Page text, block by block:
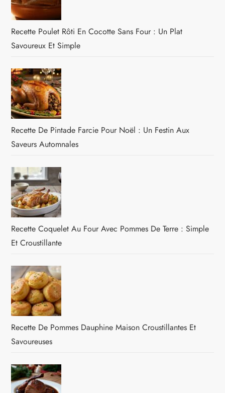
Recette Poulet Rôti En Cocotte Sans Four : Un Plat
Savoureux Et Simple
Recette De Pintade Farcie Pour Noël : Un Festin Aux
Saveurs Automnales
Recette Coquelet Au Four Avec Pommes De Terre : Simple
Et Croustillante
Recette De Pommes Dauphine Maison Croustillantes Et
Savoureuses